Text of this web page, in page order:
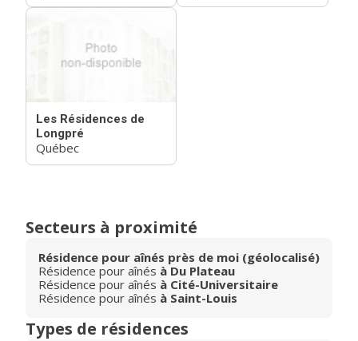
Les Résidences de
Longpré
Québec
Secteurs à proximité
Résidence pour aînés près de moi (géolocalisé)
Résidence pour aînés à Du Plateau
Résidence pour aînés à Cité-Universitaire
Résidence pour aînés à Saint-Louis
Types de résidences